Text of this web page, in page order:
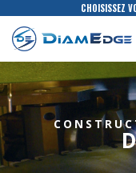
CHOISISSEZ